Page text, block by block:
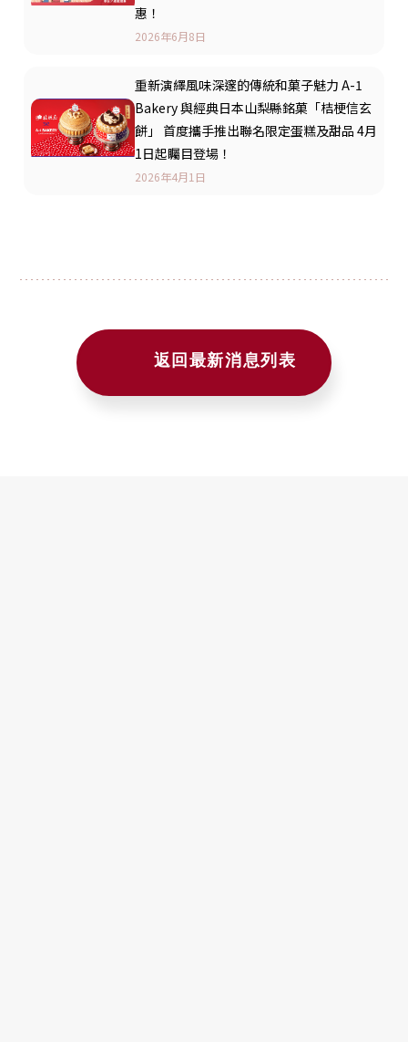
惠！
2026年6月8日
重新演繹風味深邃的傳統和菓子魅力 A-1
Bakery 與經典日本山梨縣銘菓「桔梗信玄
餅」 首度攜手推出聯名限定蛋糕及甜品 4月
1日起矚目登場！
2026年4月1日
返回最新消息列表